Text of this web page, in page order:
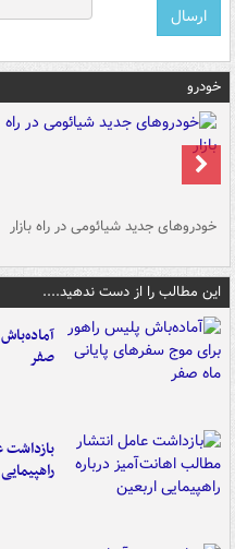
خودرو
خودروهای جدید شیائومی در راه بازار
این مطالب را از دست ندهید....
صفر
بازداشت